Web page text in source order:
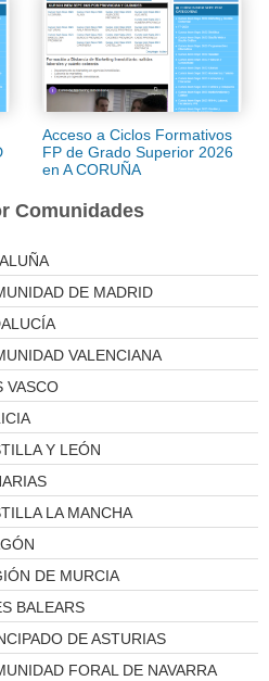
Acceso a Ciclos Formativos
FP de Grado Superior 2026
en A CORUÑA
Comunidades
DE MADRID
VALENCIANA
VASCO
Y LEÓN
LA MANCHA
DE MURCIA
BALEARS
DE ASTURIAS
FORAL DE NAVARRA